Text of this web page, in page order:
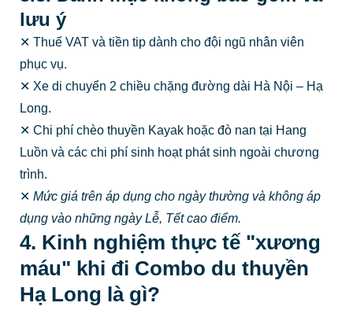
lưu ý
✕ Thuế VAT và tiền tip dành cho đội ngũ nhân viên
phục vụ.
✕ Xe di chuyển 2 chiều chặng đường dài Hà Nội – Hạ
Long.
✕ Chi phí chèo thuyền Kayak hoặc đò nan tại Hang
Luồn và các chi phí sinh hoạt phát sinh ngoài chương
trình.
✕ Mức giá trên áp dụng cho ngày thường và không áp
dụng vào những ngày Lễ, Tết cao điểm.
4. Kinh nghiệm thực tế "xương
máu" khi đi Combo du thuyền
Hạ Long là gì?